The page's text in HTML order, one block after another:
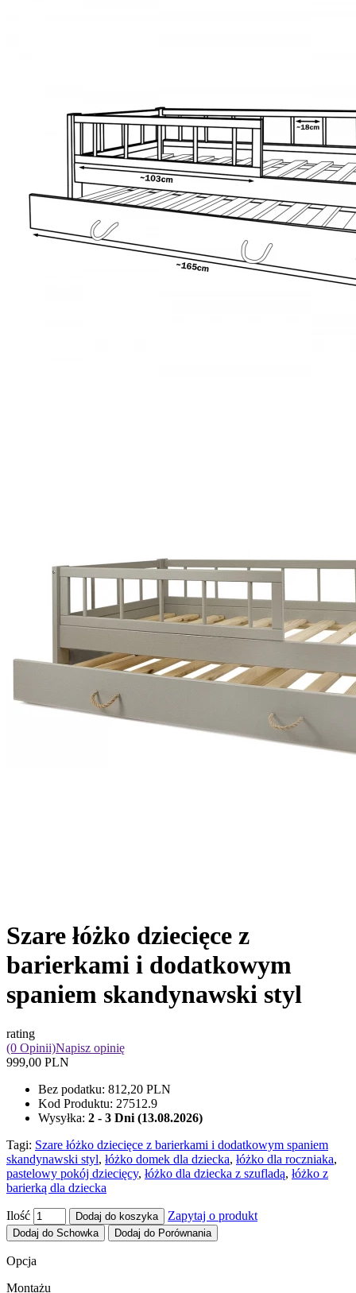
Szare łóżko dziecięce z
barierkami i dodatkowym
spaniem skandynawski styl
rating
(0 Opinii)Napisz opinię
999,00 PLN
Bez podatku: 812,20 PLN
Kod Produktu: 27512.9
Wysyłka: 2 - 3 Dni (13.08.2026)
Tagi: Szare łóżko dziecięce z barierkami i dodatkowym spaniem
skandynawski styl, łóżko domek dla dziecka, łóżko dla roczniaka,
pastelowy pokój dziecięcy, łóżko dla dziecka z szufladą, łóżko z
barierką dla dziecka
Ilość Dodaj do koszyka Zapytaj o produkt
Dodaj do Schowka Dodaj do Porównania
Opcja
Montażu